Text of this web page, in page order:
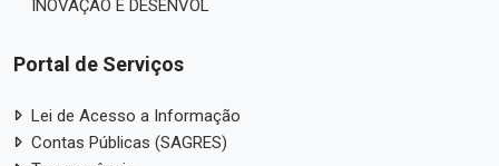
INOVAÇÃO E DESENVOL
Portal de Serviços
Lei de Acesso a Informação
Contas Públicas (SAGRES)